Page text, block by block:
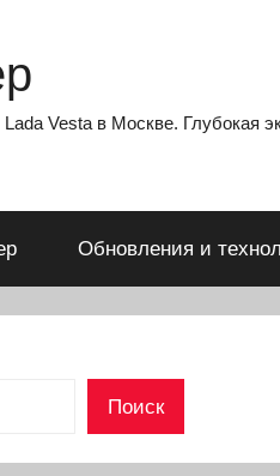
Vesta в Москве. Глубокая
Обновления и
Поиск